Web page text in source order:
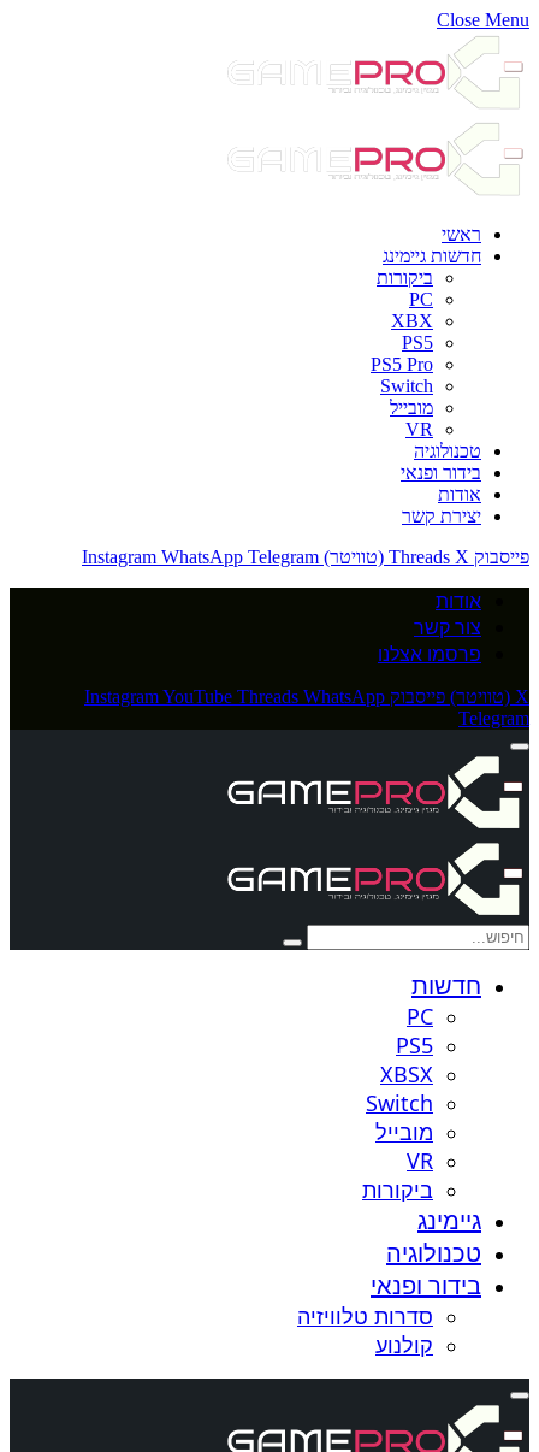
Close Menu
ראשי
חדשות גיימינג
ביקורות
PC
XBX
PS5
PS5 Pro
Switch
מובייל
VR
טכנולוגיה
בידור ופנאי
אודות
יצירת קשר
פייסבוק
Threads X (טוויטר) Instagram WhatsApp Telegram
אודות
צור קשר
פרסמו אצלנו
X (טוויטר) פייסבוק InstagramYouTube Threads WhatsApp
Telegram
חדשות
PC
PS5
XBSX
Switch
מובייל
VR
ביקורות
גיימינג
טכנולוגיה
בידור ופנאי
סדרות טלוויזיה
קולנוע